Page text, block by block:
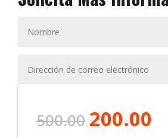
500.00 El
200.00